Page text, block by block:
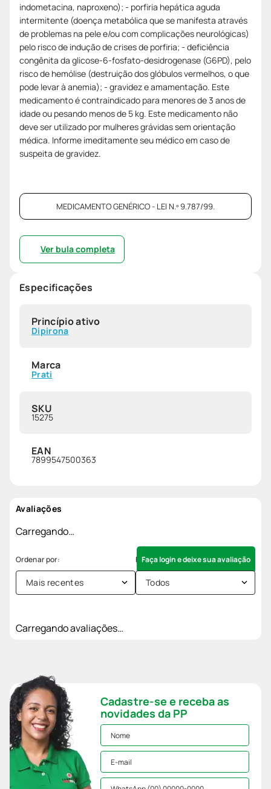
indometacina, naproxeno); - porfiria hepática aguda
intermitente (doença metabólica que se manifesta através
de problemas na pele e/ou com complicações neurológicas)
pelo risco de indução de crises de porfiria; - deficiência
congênita da glicose-6-fosfato-desidrogenase (G6PD), pelo
risco de hemólise (destruição dos glóbulos vermelhos, o que
pode levar à anemia); - gravidez e amamentação. Este
medicamento é contraindicado para menores de 3 anos de
idade ou pesando menos de 5 kg. Este medicamento não
deve ser utilizado por mulheres grávidas sem orientação
médica. Informe imeditamente seu médico em caso de
suspeita de gravidez.
MEDICAMENTO GENÉRICO - LEI N.º 9.787/99.
Ver bula completa
Especificações
Princípio ativo
Dipirona
Marca
Prati
SKU
15275
EAN
7899547500363
Avaliações
Carregando…
Faça login e deixe sua avaliação
Mais recentes Todos
Carregando avaliações…
Cadastre-se e receba as
novidades da PP